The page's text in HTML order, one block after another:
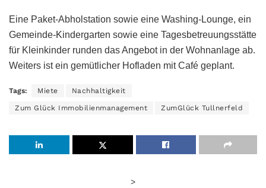
Eine Paket-Abholstation sowie eine Washing-Lounge, ein
Gemeinde-Kindergarten sowie eine Tagesbetreuungsstätte
für Kleinkinder runden das Angebot in der Wohnanlage ab.
Weiters ist ein gemütlicher Hofladen mit Café geplant.
Tags: Miete Nachhaltigkeit
Zum Glück Immobilienmanagement ZumGlück Tullnerfeld
>